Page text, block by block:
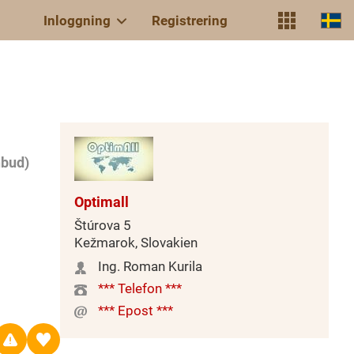
Inloggning Registrering
Optimall
Štúrova 5
Kežmarok, Slovakien
Ing. Roman Kurila
*** Telefon ***
*** Epost ***